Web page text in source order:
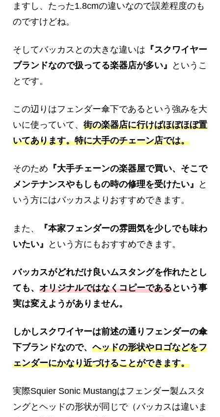
ますし、たった1.8cmの違いなので誤差程度のも
のですけどね。
そしてバッカスとの大きな違いは 『スクワイヤー
ブランドなので扱ってる楽器店が多い』
というこ
とです。
この辺りはフェンダー傘下であるという強みを大
いに使っていて、 街の楽器店に行けばほぼほぼ置
いてあります。特に大手のチェーン店では。
そのため 『大手チェーンの楽器屋で買い、そこで
メンテナンスやもしもの時の修理を受けたい』
と
いう方にはバッカスよりおすすめできます。
また、
『本家フェンダーの雰囲気を少しでも味わ
いたい』
という方にもおすすめできます。
バッカスがどれだけ良いムスタングを作れたとし
ても、 オリジナルではなくコピーであるという事
実は変えようがありません。
しかしスクワイヤーは前述の通りフェンダーの傘
下ブランドなので、 ヘッドの形状やロゴなどをフ
ェンダーにかなり近づけることができます。
実際Squier Sonic Mustangはフェンダー製ムスタ
ングとヘッドの形状が同じで（バッカスは違いま